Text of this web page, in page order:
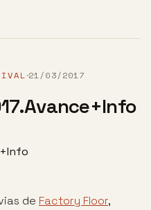
·21/03/2017
de Factory Floor,